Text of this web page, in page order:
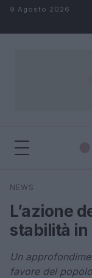
Salta al contenuto
9 Agosto 2026
Cerca
NEWS
L’azione
stabilità in
Un
favore del